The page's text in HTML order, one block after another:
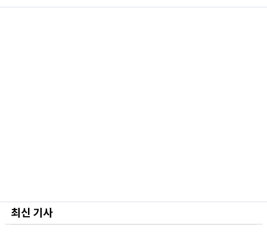
최신 기사